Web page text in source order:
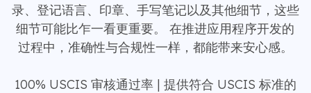
录、登记语言、印章、手写​​笔记以及其他细节，这些
细节可能比乍一看更重要。 在推进应用程序开发的
过程中，准确性与合规性一样，都能带来安心感。
100% USCIS 审核通过率 | 提供符合 USCIS 标准的